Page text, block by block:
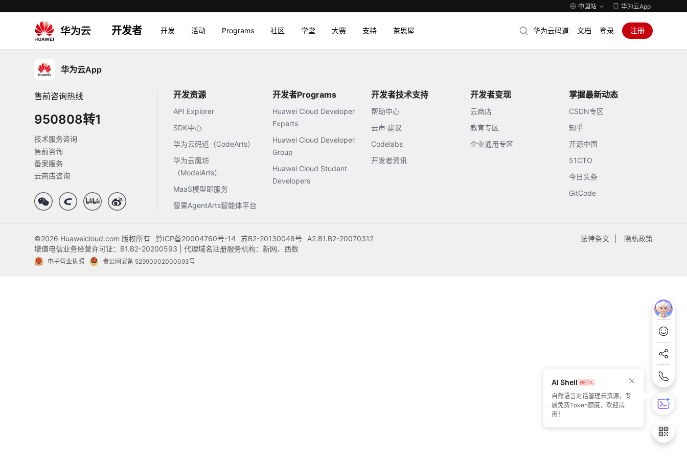
中国站 华为云App
开发者 开发 活动 Programs 社区 学堂 大赛 支持 茶思屋 华为云码道 文档 登录 注册
华为云App
售前咨询热线
950808转1
技术服务咨询
售前咨询
备案服务
云商店咨询
开发资源
API Explorer
SDK中心
华为云码道（CodeArts）
华为云魔坊
（ModelArts）
MaaS模型即服务
智果AgentArts智能体平台
开发者Programs
Huawei Cloud Developer
Experts
Huawei Cloud Developer
Group
Huawei Cloud Student
Developers
开发者技术支持
帮助中心
云声·建议
Codelabs
开发者资讯
开发者变现
云商店
教育专区
企业通用专区
掌握最新动态
CSDN专区
知乎
开源中国
51CTO
今日头条
GitCode
法律条文 隐私政策
©2026 Huaweicloud.com 版权所有 黔ICP备20004760号-14 苏B2-20130048号
A2.B1.B2-20070312
增值电信业务经营许可证：B1.B2-20200593 | 代理域名注册服务机构：新网、西数
电子营业执照 贵公网安备 52990002000093号
AI Shell
自然语言对话管理云资源，专
属免费Token额度，欢迎试
用！